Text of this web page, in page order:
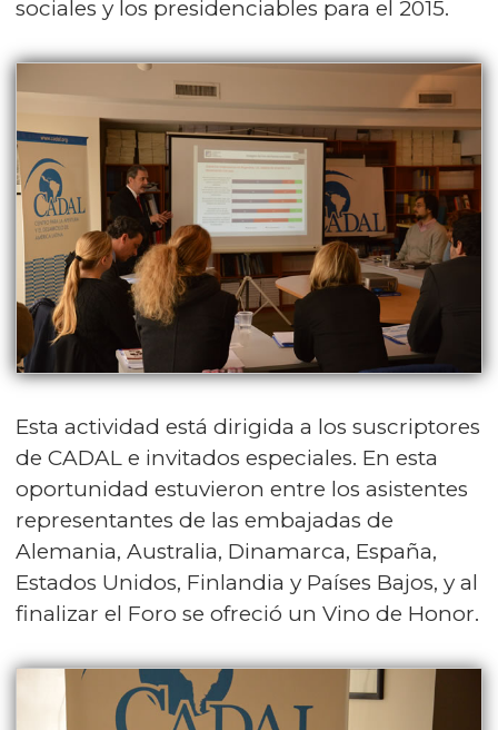
sociales y los presidenciables para el 2015.
Esta actividad está dirigida a los suscriptores
de CADAL e invitados especiales. En esta
oportunidad estuvieron entre los asistentes
representantes de las embajadas de
Alemania, Australia, Dinamarca, España,
Estados Unidos, Finlandia y Países Bajos, y al
finalizar el Foro se ofreció un Vino de Honor.